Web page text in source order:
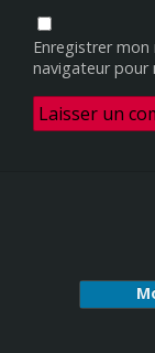
Enregistrer
navigateur pour